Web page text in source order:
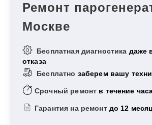
Ремонт
Москве
Бесплатная диагностика даже
отказа
Бесплатно заберем вашу
Срочный ремонт в течение
Гарантия на ремонт до 12